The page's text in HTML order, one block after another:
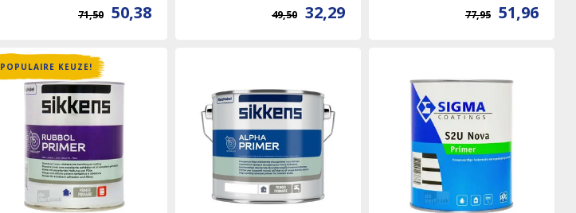
71,50 50,38 49,50 32,29 77,95 51,96
POPULAIRE KEUZE!